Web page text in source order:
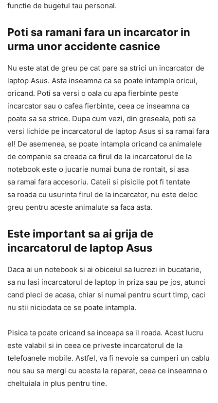
functie de bugetul tau personal.
Poti sa ramani fara un incarcator in
urma unor accidente casnice
Nu este atat de greu pe cat pare sa strici un incarcator de
laptop Asus. Asta inseamna ca se poate intampla oricui,
oricand. Poti sa versi o oala cu apa fierbinte peste
incarcator sau o cafea fierbinte, ceea ce inseamna ca
poate sa se strice. Dupa cum vezi, din greseala, poti sa
versi lichide pe incarcatorul de laptop Asus si sa ramai fara
el! De asemenea, se poate intampla oricand ca animalele
de companie sa creada ca firul de la incarcatorul de la
notebook este o jucarie numai buna de rontait, si asa
sa ramai fara accesoriu. Cateii si pisicile pot fi tentate
sa roada cu usurinta firul de la incarcator, nu este deloc
greu pentru aceste animalute sa faca asta.
Este important sa ai grija de
incarcatorul de laptop Asus
Daca ai un notebook si ai obiceiul sa lucrezi in bucatarie,
sa nu lasi incarcatorul de laptop in priza sau pe jos, atunci
cand pleci de acasa, chiar si numai pentru scurt timp, caci
nu stii niciodata ce se poate intampla.
Pisica ta poate oricand sa inceapa sa il roada. Acest lucru
este valabil si in ceea ce priveste incarcatorul de la
telefoanele mobile. Astfel, va fi nevoie sa cumperi un cablu
nou sau sa mergi cu acesta la reparat, ceea ce inseamna o
cheltuiala in plus pentru tine.